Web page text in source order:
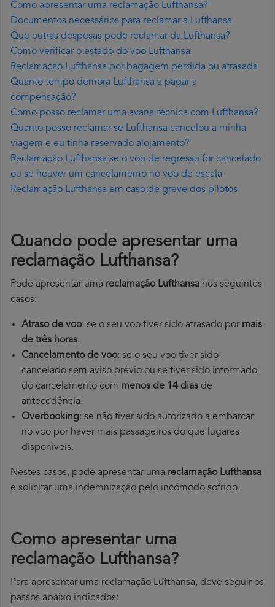
Como apresentar uma reclamação Lufthansa?
Documentos necessários para reclamar a Lufthansa
Que outras despesas pode reclamar da Lufthansa?
Como verificar o estado do voo Lufthansa
Reclamação Lufthansa por bagagem perdida ou atrasada
Quanto tempo demora Lufthansa a pagar a
compensação?
Como posso reclamar uma avaria técnica com Lufthansa?
Quanto posso reclamar se Lufthansa cancelou a minha
viagem e eu tinha reservado alojamento?
Reclamação Lufthansa se o voo de regresso for cancelado
ou se houver um cancelamento no voo de escala
Reclamação Lufthansa em caso de greve dos pilotos
Quando pode apresentar uma
reclamação Lufthansa?
Pode apresentar uma reclamação Lufthansa nos seguintes
casos:
Atraso de voo: se o seu voo tiver sido atrasado por mais
de três horas.
Cancelamento de voo: se o seu voo tiver sido
cancelado sem aviso prévio ou se tiver sido informado
do cancelamento com menos de 14 dias de
antecedência.
Overbooking: se não tiver sido autorizado a embarcar
no voo por haver mais passageiros do que lugares
disponíveis.
Nestes casos, pode apresentar uma reclamação Lufthansa
e solicitar uma indemnização pelo incómodo sofrido.
Como apresentar uma
reclamação Lufthansa?
Para apresentar uma reclamação Lufthansa, deve seguir os
passos abaixo indicados: